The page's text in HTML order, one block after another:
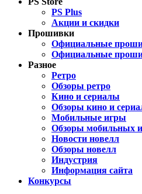
PS Plus
Акции и скидки
Прошивки
Официальные
Официальные
Разное
Ретро
Обзоры ретро
Кино и сериалы
Обзоры кино и
Мобильные игры
Обзоры мобильных
Новости новелл
Обзоры новелл
Индустрия
Информация сайта
Конкурсы